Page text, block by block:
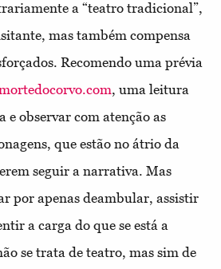
a “teatro tradicional”,
mas também compensa
Recomendo uma prévia
, uma leitura
e observar com atenção as
que estão no átrio da
seguir a narrativa. Mas
por apenas deambular, assistir
a carga do que se está a
se trata de teatro, mas sim de